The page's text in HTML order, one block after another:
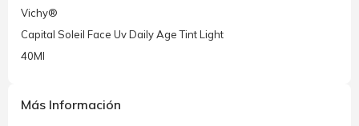
Vichy®
Capital Soleil Face Uv Daily Age Tint Light
40Ml
Más Información